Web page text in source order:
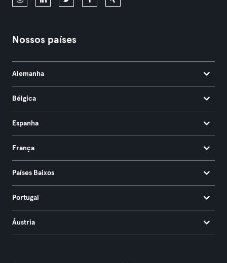
Nossos países
Alemanha
Bélgica
Espanha
França
Países Baixos
Portugal
Áustria